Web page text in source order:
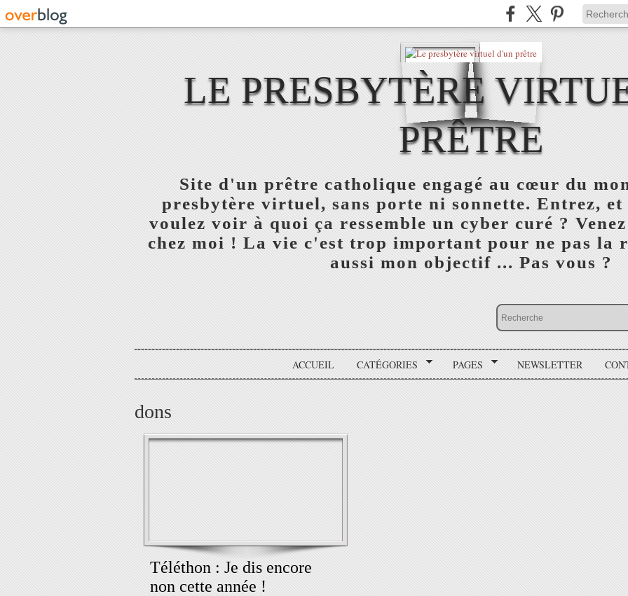
LE PRESBYTÈRE
PRÊTRE
Site d'un prêtre catholique engagé au cœur du
presbytère virtuel, sans porte ni sonnette. Entrez,
voulez voir à quoi ça ressemble un cyber curé ?
chez moi ! La vie c'est trop important pour ne pas la
aussi mon objectif ... Pas vous ?
ACCUEIL CATÉGORIES PAGES NEWSLETTER
dons
Téléthon : Je dis encore
non cette année !